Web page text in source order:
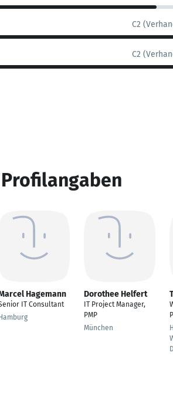
C2
C2
Hagemann
IT Consultant
Hamburg
Dorothee Helfert
IT Project Manager,
PMP
München